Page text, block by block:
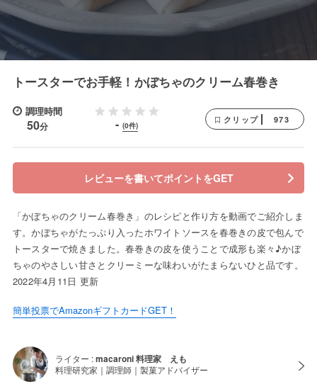
トースターでお手軽！かぼちゃのクリーム春巻き
調理時間
50分 - (0件)
クリップ 973
レビューを書いてポイントをGET
「かぼちゃのクリーム春巻き」のレシピと作り方を動画でご紹介しま
す。かぼちゃがたっぷり入ったホワイトソースを春巻きの皮で包んで
トースターで焼きました。春巻きの皮を使うことで成形も楽々♪かぼ
ちゃのやさしい甘さとクリーミーな味わいがたまらないひと品です。
2022年4月11日 更新
簡単投票でAmazonギフトカードGET！
ライター :macaroni 料理家 えも
料理研究家｜調理師｜製菓アドバイザー